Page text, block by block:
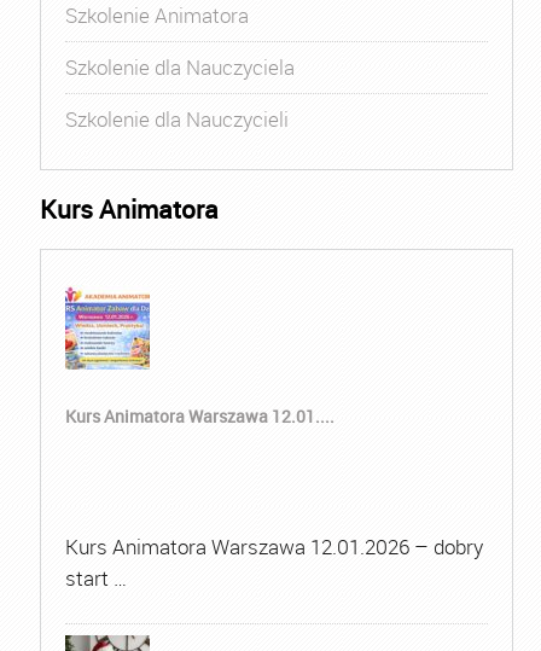
Szkolenie Animatora
Szkolenie dla Nauczyciela
Szkolenie dla Nauczycieli
Kurs Animatora
Kurs Animatora Warszawa 12.01....
Kurs Animatora Warszawa 12.01.2026 – dobry
start …